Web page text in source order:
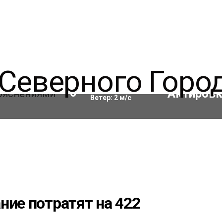
10°C Влажность:74%
Ветер: 2м/с
потратят на 422